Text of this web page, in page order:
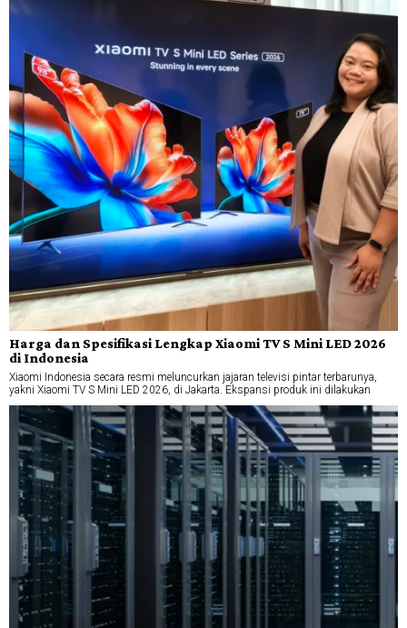
Harga dan Spesifikasi Lengkap Xiaomi TV S Mini LED 2026
di Indonesia
Xiaomi Indonesia secara resmi meluncurkan jajaran televisi pintar terbarunya,
yakni Xiaomi TV S Mini LED 2026, di Jakarta. Ekspansi produk ini dilakukan